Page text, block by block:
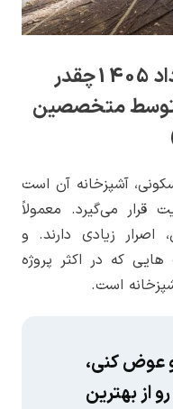
هزینه بازسازی آشپزخانه مرداد 1405چقدر
توسط متخصصین
آشپزخانه آن است
قرار می‌گیرد. معمولاً
اصرار زیادی دارند. و
که در اکثر پروژه
است.
عوض کنی،
از بهترین